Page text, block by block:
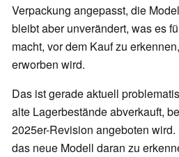
Verpackung angepasst, die
bleibt aber unverändert, was es
macht, vor dem Kauf zu
erworben wird.
Das ist gerade aktuell
alte Lagerbestände abverkauft,
2025er-Revision angeboten
das neue Modell daran zu